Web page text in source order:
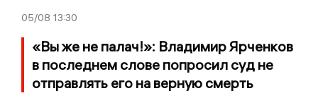
05/08 13:30
«Вы же не палач!»: Владимир Ярченков
в последнем слове попросил суд не
отправлять его на верную смерть